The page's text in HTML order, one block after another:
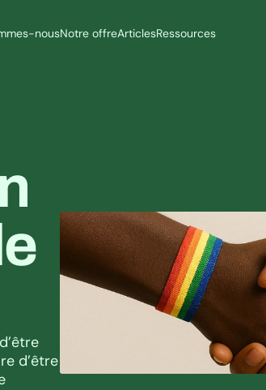
nousNotre offreArticlesRessources
d’être